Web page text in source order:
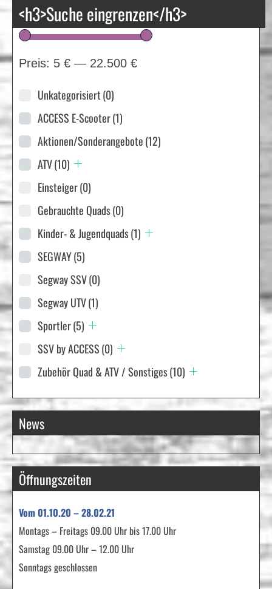
<h3>Suche eingrenzen</h3>
Preis: 5 € — 22.500 €
Unkategorisiert(0)
ACCESS E-Scooter(1)
Aktionen/Sonderangebote(12)
ATV(10)
Einsteiger(0)
Gebrauchte Quads(0)
Kinder- & Jugendquads(1)
SEGWAY(5)
Segway SSV(0)
Segway UTV(1)
Sportler(5)
SSV by ACCESS(0)
Zubehör Quad & ATV / Sonstiges(10)
News
Öffnungszeiten
Vom 01.10.20 – 28.02.21
Montags – Freitags 09.00 Uhr bis 17.00 Uhr
Samstag 09.00 Uhr – 12.00 Uhr
Sonntags geschlossen